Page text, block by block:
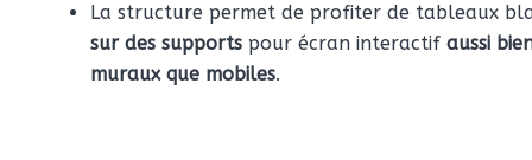
La structure permet de profiter de tableaux
sur des supports pour écran interactif aussi
muraux que mobiles.